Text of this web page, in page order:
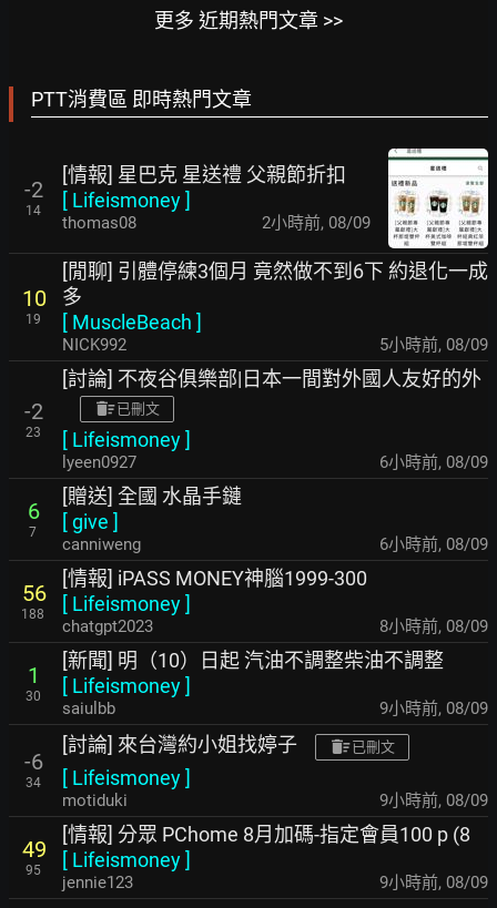
更多 近期熱門文章 >>
PTT消費區 即時熱門文章
-2
14
[情報] 星巴克 星送禮 父親節折扣
[ Lifeismoney]
thomas08 2小時前, 08/09
10
19
[閒聊] 引體停練3個月 竟然做不到6下 約退化一成
多
[ MuscleBeach ]
NICK992 5小時前, 08/09
-2
23
[討論] 不夜谷俱樂部|日本一間對外國人友好的外
已刪文
[ Lifeismoney]
lyeen0927 6小時前, 08/09
6
7
[贈送] 全國 水晶手鏈
[give ]
canniweng 6小時前, 08/09
56
188
[情報] iPASS MONEY神腦1999-300
[ Lifeismoney]
chatgpt2023 8小時前, 08/09
1
30
[新聞] 明（10）日起 汽油不調整柴油不調整
[ Lifeismoney]
saiulbb 9小時前, 08/09
-6
34
[討論] 來台灣約小姐找婷子 已刪文
[ Lifeismoney]
motiduki 9小時前, 08/09
49
95
[情報] 分眾 PChome 8月加碼-指定會員100 p (8
[ Lifeismoney]
jennie123 9小時前, 08/09